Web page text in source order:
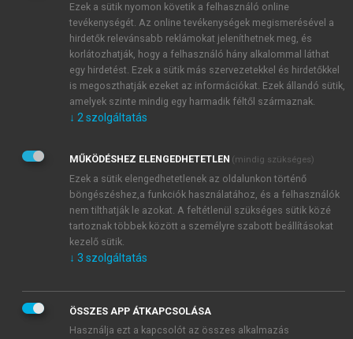
JELSZÓ ÚJRA
Kérek értesítést a MeRSZ újdonságairól, akcióiról.
Kérek értesítést az Akadémiai Kiadó Zrt. újdonságairól,
Adatkezelési tájékoztatóbanfoglaltakat tudomásul
veszem és elfogadom.
Általános vásárlási feltételeket, valamint a szotar.netés a
mersz.huoldalak licencszerződéseiben foglaltakat
tudomásul veszem és elfogadom.
KIPRÓBÁLOM
Ezek a sütik nyomon követik a felhasználó online
tevékenységét. Az online tevékenységek megismerésével a
hirdetők relevánsabb reklámokat jeleníthetnek meg, és
korlátozhatják, hogy a felhasználó hány alkalommal láthat
egy hirdetést. Ezek a sütik más szervezetekkel és hirdetőkkel
is megoszthatják ezeket az információkat. Ezek állandó sütik,
amelyek szinte mindig egy harmadik féltől származnak.
↓ 2 szolgáltatás
MŰKÖDÉSHEZ ELENGEDHETETLEN (mindig szükséges)
Ezek a sütik elengedhetetlenek az oldalunkon történő
böngészéshez,a funkciók használatához, és a felhasználók
nem tilthatják le azokat. A feltétlenül szükséges sütik közé
tartoznak többek között a személyre szabott beállításokat
kezelő sütik.
↓ 3 szolgáltatás
ÖSSZES APP ÁTKAPCSOLÁSA
Használja ezt a kapcsolót az összes alkalmazás